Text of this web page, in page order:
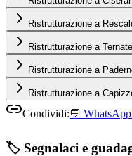
Ristrutturazione a
Ristrutturazione a Ternate
Ristrutturazione a
Ristrutturazione a
Condividi:💬 WhatsApp
🏷️ Segnalaci e